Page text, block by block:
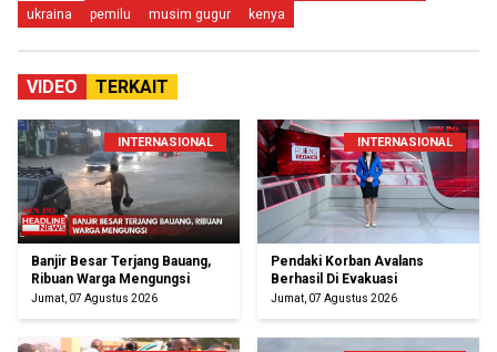
ukraina
pemilu musim gugur kenya
VIDEO TERKAIT
INTERNASIONAL
Banjir Besar Terjang Bauang,
Ribuan Warga Mengungsi
Jumat, 07 Agustus 2026
INTERNASIONAL
Pendaki Korban Avalans
Berhasil Di Evakuasi
Jumat, 07 Agustus 2026